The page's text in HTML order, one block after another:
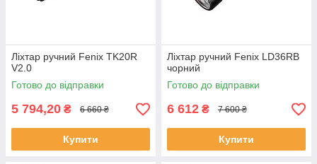
Ліхтар ручний Fenix TK20R
V2.0
Готово до відправки
5 794,20 ₴ 6 660 ₴
Купити
Ліхтар ручний Fenix LD36RB
чорний
Готово до відправки
6 612 ₴ 7 600 ₴
Купити